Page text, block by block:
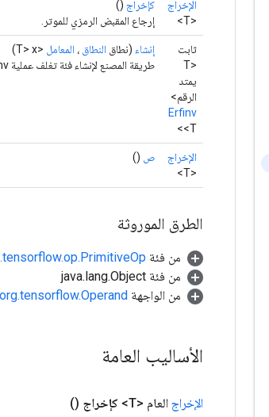
الإخراج
<T>
كإخراج ()
إرجاع المقبض الرمزي للموتر.
ثابت
<T
يمتد
الرقم>
Erfinv
<T>
إنشاء (نطاق النطاق ، المعامل <T> x)
طريقة المصنع لإنشاء فئة تغلف عملية Erfinv جديدة.
الإخراج
<T>
ص ()
الطرق الموروثة
من فئة
من فئة java.lang.Object
من الواجهة org.tensorflow.Operand
الأساليب العامة
الإخراج العام <T> كإخراج ()